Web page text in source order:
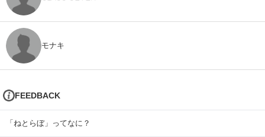
モナキ
FEEDBACK
「ねとらぼ」ってなに？